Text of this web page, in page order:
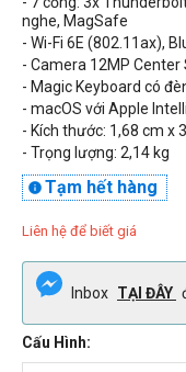
nghe, MagSafe
- Wi-Fi 6E (802.11ax),
- Camera 12MP Center
- Magic Keyboard có
- macOS với Apple
- Kích thước: 1,68 cm x
- Trọng lượng: 2,14 kg
Tạm hết hàng

Liên hệ để biết giá
Inbox TẠI ĐÂY
Cấu Hình: